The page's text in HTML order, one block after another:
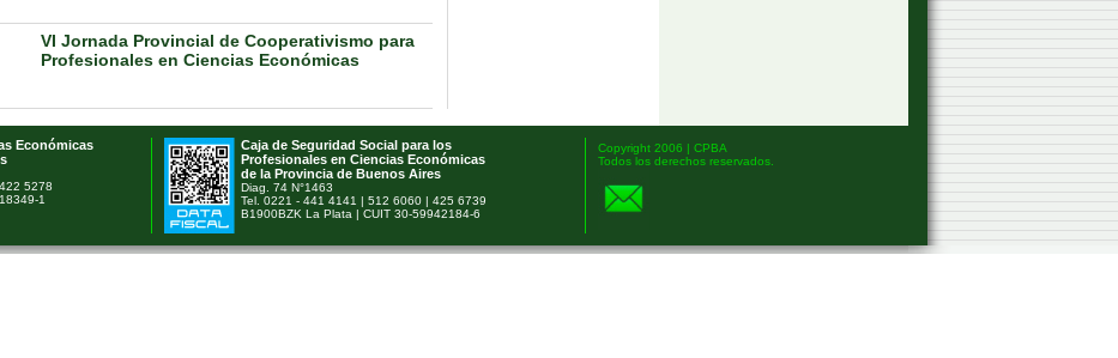
VI Jornada Provincial de Cooperativismo para
Profesionales en Ciencias Económicas
Económicas
5278
1
Caja de Seguridad Social para los
Profesionales en Ciencias Económicas
de la Provincia de Buenos Aires
Diag. 74 N°1463
Tel. 0221 - 441 4141 | 512 6060 | 425 6739
B1900BZK La Plata | CUIT 30-59942184-6
Copyright 2006 | CPBA
Todos los derechos reservados.